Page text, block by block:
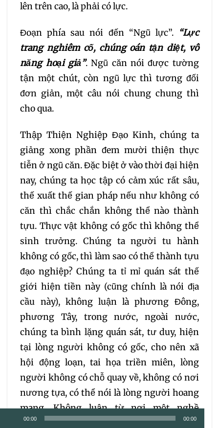
Trình00:00 00:00
lên trên cao, là phải có lực.
Đoạn phía sau nói đến “Ngũ lực”. “Lực
trang nghiêm cố, chúng oán tận diệt, vô
năng hoại giả”. Ngũ căn nói được tường
tận một chút, còn ngũ lực thì tương đối
đơn giản, một câu nói chung chung thì
cho qua.
Thập Thiện Nghiệp Đạo Kinh, chúng ta
giảng xong phần đem mười thiện thực
tiễn ở ngũ căn. Đặc biệt ở vào thời đại hiện
nay, chúng ta học tập có cảm xúc rất sâu,
thế xuất thế gian pháp nếu như không có
căn thì chắc chắn không thể nào thành
tựu. Thực vật không có gốc thì không thể
sinh trưởng. Chúng ta người tu hành
không có gốc, thì làm sao có thể thành tựu
đạo nghiệp? Chúng ta tỉ mỉ quán sát thế
giới hiện tiền này (cũng chính là nói địa
cầu này), không luận là phương Đông,
phương Tây, trong nước, ngoài nước,
chúng ta bình lặng quán sát, tư duy, hiện
tại lòng người không có gốc, cho nên xã
hội động loạn, tai họa triền miên, lòng
người không có chỗ quay về, không có nơi
nương tựa, có thể nói là lòng người hoang
mang. Không luận từ nơi một nghề
nghiệp nào, trải qua đời sống như thế nào,